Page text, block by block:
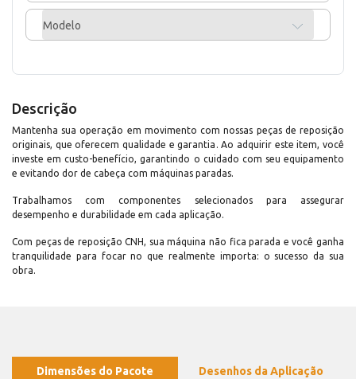
Modelo
Descrição
Mantenha sua operação em movimento com nossas peças de reposição
originais, que oferecem qualidade e garantia. Ao adquirir este item, você
investe em custo-benefício, garantindo o cuidado com seu equipamento
e evitando dor de cabeça com máquinas paradas.
Trabalhamos com componentes selecionados para assegurar
desempenho e durabilidade em cada aplicação.
Com peças de reposição CNH, sua máquina não fica parada e você ganha
tranquilidade para focar no que realmente importa: o sucesso da sua
obra.
Dimensões do Pacote Desenhos da Aplicação